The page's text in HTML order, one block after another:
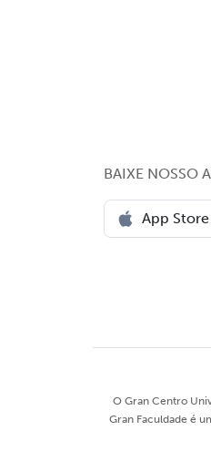
BAIXE NOSSO
App Store
O Gran Centro
Gran Faculdade é